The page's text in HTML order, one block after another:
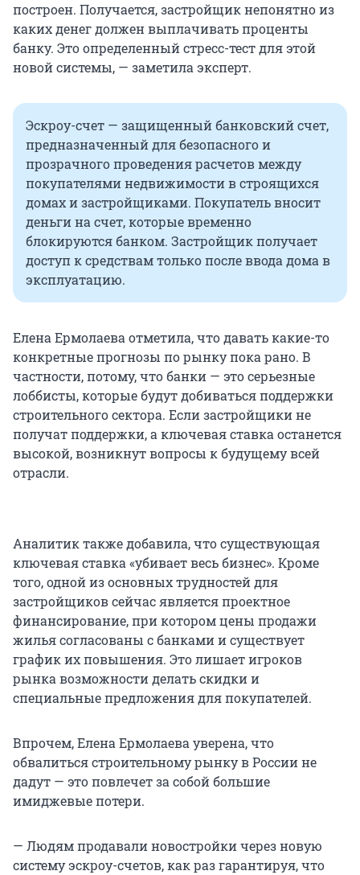
построен. Получается, застройщик непонятно из
каких денег должен выплачивать проценты
банку. Это определенный стресс-тест для этой
новой системы, — заметила эксперт.
Эскроу-счет — защищенный банковский счет,
предназначенный для безопасного и
прозрачного проведения расчетов между
покупателями недвижимости в строящихся
домах и застройщиками. Покупатель вносит
деньги на счет, которые временно
блокируются банком. Застройщик получает
доступ к средствам только после ввода дома в
эксплуатацию.
Елена Ермолаева отметила, что давать какие-то
конкретные прогнозы по рынку пока рано. В
частности, потому, что банки — это серьезные
лоббисты, которые будут добиваться поддержки
строительного сектора. Если застройщики не
получат поддержки, а ключевая ставка останется
высокой, возникнут вопросы к будущему всей
отрасли.
Аналитик также добавила, что существующая
ключевая ставка «убивает весь бизнес». Кроме
того, одной из основных трудностей для
застройщиков сейчас является проектное
финансирование, при котором цены продажи
жилья согласованы с банками и существует
график их повышения. Это лишает игроков
рынка возможности делать скидки и
специальные предложения для покупателей.
Впрочем, Елена Ермолаева уверена, что
обвалиться строительному рынку в России не
дадут — это повлечет за собой большие
имиджевые потери.
— Людям продавали новостройки через новую
систему эскроу-счетов, как раз гарантируя, что